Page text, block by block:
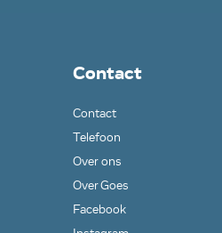
Contact
Contact
Telefoon
Over ons
Over Goes
Facebook